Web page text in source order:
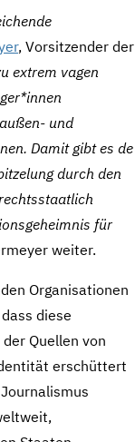
, Vorsitzender der
extrem vagen
und
Damit gibt es de
durch den
für
weiter.
Organisationen
diese
Quellen von
erschüttert